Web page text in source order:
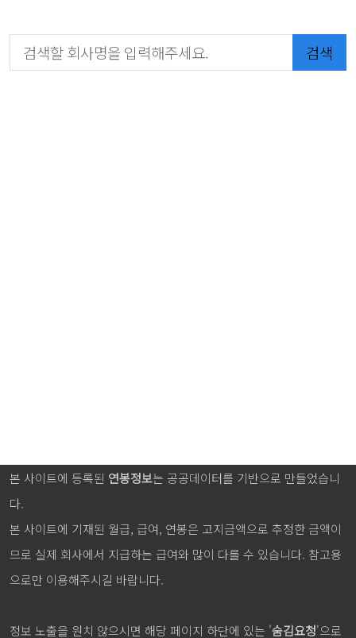
검색
본 사이트에 등록된 연봉정보는 공공데이터를 기반으로 만들었습니
다.
본 사이트에 기재된 월급, 급여, 연봉은 고지금액으로 추정한 금액이
므로 실제 회사에서 지급하는 급여와 많이 다를 수 있습니다. 참고용
으로만 이용해주시길 바랍니다.
정보 노출을 원치 않으시면 해당 페이지 하단에 있는 '숨김요청'으로